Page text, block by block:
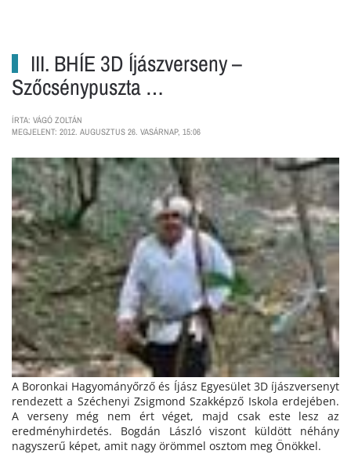
III. BHÍE 3D Íjászverseny –
Szőcsénypuszta …
ÍRTA: VÁGÓ ZOLTÁN
MEGJELENT: 2012. AUGUSZTUS 26. VASÁRNAP, 15:06
A Boronkai Hagyományőrző és Íjász Egyesület 3D íjászversenyt
rendezett a Széchenyi Zsigmond Szakképző Iskola erdejében.
A verseny még nem ért véget, majd csak este lesz az
eredményhirdetés. Bogdán László viszont küldött néhány
nagyszerű képet, amit nagy örömmel osztom meg Önökkel.